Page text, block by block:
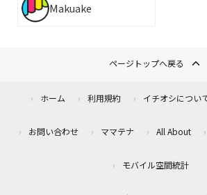
Makuake
ページトップへ戻る
ホーム 利用規約 イチオシについ
お問い合わせ ママテナ All About
モバイル空間統計